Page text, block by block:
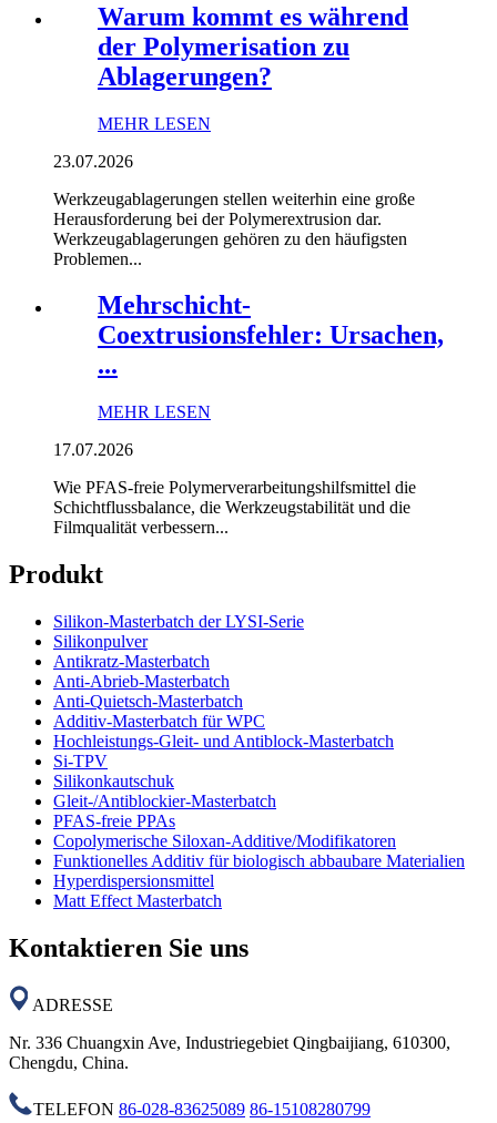
Warum kommt es während
der Polymerisation zu
Ablagerungen?
MEHR LESEN
23.07.2026
Werkzeugablagerungen stellen weiterhin eine große
Herausforderung bei der Polymerextrusion dar.
Werkzeugablagerungen gehören zu den häufigsten
Problemen...
Mehrschicht-
Coextrusionsfehler: Ursachen,
...
MEHR LESEN
17.07.2026
Wie PFAS-freie Polymerverarbeitungshilfsmittel die
Schichtflussbalance, die Werkzeugstabilität und die
Filmqualität verbessern...
Produkt
Silikon-Masterbatch der LYSI-Serie
Silikonpulver
Antikratz-Masterbatch
Anti-Abrieb-Masterbatch
Anti-Quietsch-Masterbatch
Additiv-Masterbatch für WPC
Hochleistungs-Gleit- und Antiblock-Masterbatch
Si-TPV
Silikonkautschuk
Gleit-/Antiblockier-Masterbatch
PFAS-freie PPAs
Copolymerische Siloxan-Additive/Modifikatoren
Funktionelles Additiv für biologisch abbaubare Materialien
Hyperdispersionsmittel
Matt Effect Masterbatch
Kontaktieren Sie uns
ADRESSE
Nr. 336 Chuangxin Ave, Industriegebiet Qingbaijiang, 610300,
Chengdu, China.
TELEFON 86-028-83625089 86-15108280799